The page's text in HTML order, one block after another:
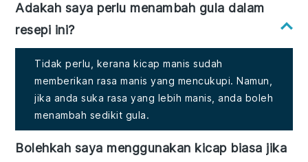
Adakah saya perlu menambah gula dalam
resepi ini?
Tidak perlu, kerana kicap manis sudah
memberikan rasa manis yang mencukupi. Namun,
jika anda suka rasa yang lebih manis, anda boleh
menambah sedikit gula.
Bolehkah saya menggunakan kicap biasa jika